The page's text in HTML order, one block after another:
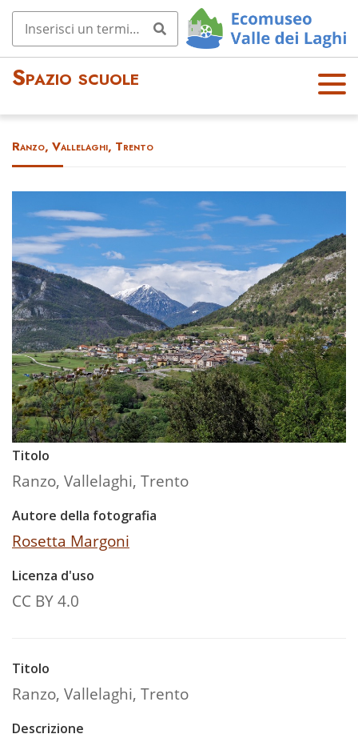
Spazio scuole
OPE
N
Ranzo, Vallelaghi, Trento
Titolo
Ranzo, Vallelaghi, Trento
Autore della fotografia
Rosetta Margoni
Licenza d'uso
CC BY 4.0
Titolo
Ranzo, Vallelaghi, Trento
Descrizione